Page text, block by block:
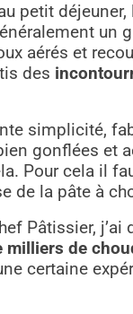
petit
un
aérés et
des
simplicité,
gonflées et
Pour cela il
de la pâte à
Pâtissier, j’ai
milliers de
certaine